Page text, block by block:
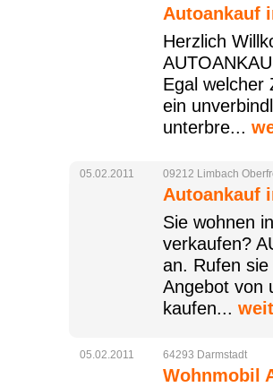
Autoankauf
Herzlich
Egal welcher
ein
unterbre...
05.02.2011 09212 Limbach
Autoankauf
Sie wohnen
verkaufen?
an. Rufen
Angebot von
kaufen...
05.02.2011 64293 Darmstadt
Wohnmobil